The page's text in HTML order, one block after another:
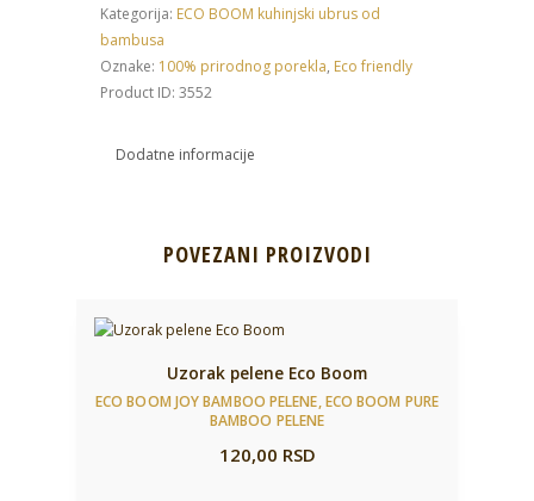
Kategorija: ECO BOOM kuhinjski ubrus od
bambusa
Oznake: 100% prirodnog porekla, Eco friendly
Product ID: 3552
Dodatne informacije
POVEZANI PROIZVODI
Uzorak pelene Eco Boom
ECO BOOM JOY BAMBOO PELENE,ECO BOOM PURE
BAMBOO PELENE
120,00 RSD